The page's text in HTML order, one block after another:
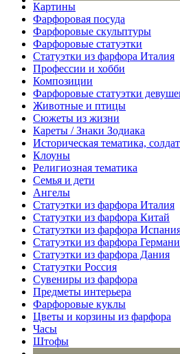
Картины
Фарфоровая посуда
Фарфоровые скульптуры
Фарфоровые статуэтки
Статуэтки из фарфора Италия
Профессии и хобби
Композиции
Фарфоровые статуэтки
Животные и птицы
Сюжеты из жизни
Кареты / Знаки Зодиака
Историческая тематика,
Клоуны
Религиозная тематика
Семья и дети
Ангелы
Статуэтки из фарфора Италия
Статуэтки из фарфора Китай
Статуэтки из фарфора
Статуэтки из фарфора
Статуэтки из фарфора Дания
Статуэтки Россия
Сувениры из фарфора
Предметы интерьера
Фарфоровые куклы
Цветы и корзины из фарфора
Часы
Штофы